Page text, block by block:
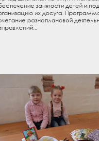
занятости детей и
их досуга.
разноплановой